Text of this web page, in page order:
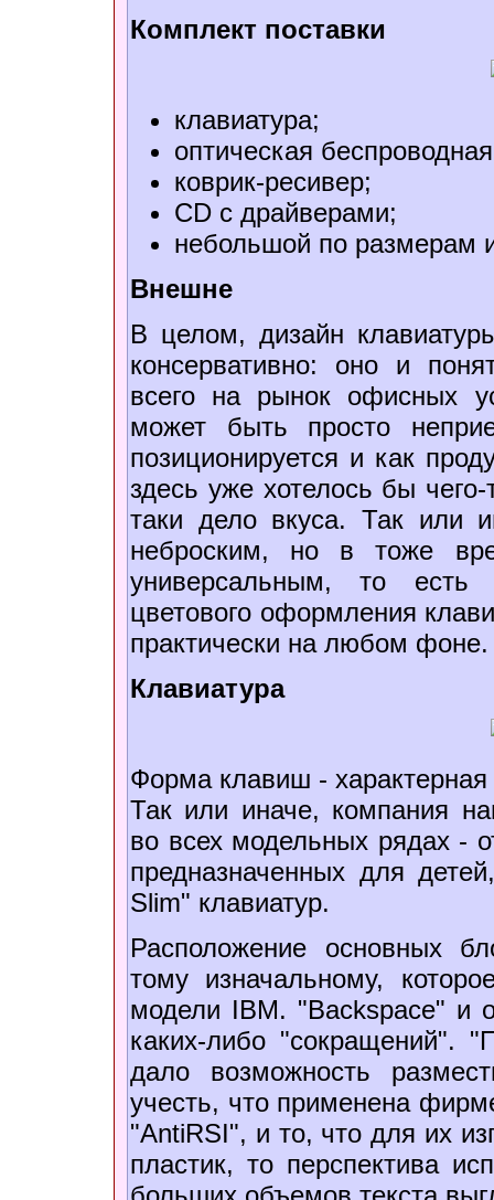
Комплект поставки
клавиатура;
оптическая
коврик-ресивер;
CD с драйверами;
небольшой по размерам
Внешне
В целом, дизайн
консервативно: оно и
всего на рынок офисных
может быть просто
позиционируется и как
здесь уже хотелось бы
таки дело вкуса. Так или
неброским, но в тоже
универсальным, то есть
цветового оформления
практически на любом фоне.
Клавиатура
Форма клавиш -
Так или иначе, компания
во всех модельных рядах -
предназначенных для
Slim" клавиатур.
Расположение основных
тому изначальному,
модели IBM. "Backspace" и
каких-либо "сокращений".
дало возможность
учесть, что применена
"AntiRSI", и то, что для их
пластик, то перспектива